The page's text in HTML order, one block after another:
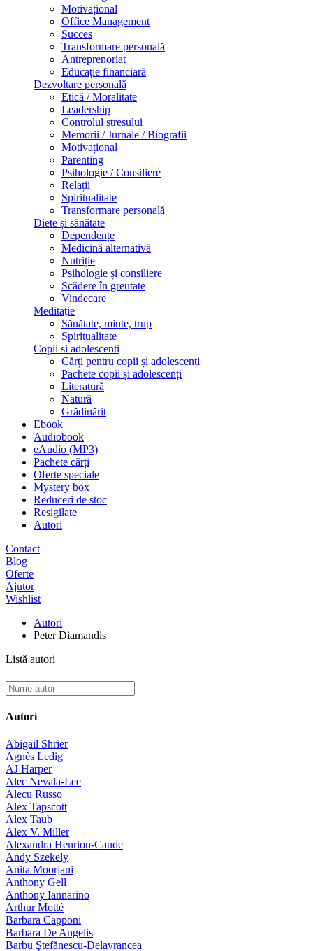
Motivațional
Office Management
Succes
Transformare personală
Antreprenoriat
Educație financiară
Dezvoltare personală
Etică / Moralitate
Leadership
Controlul stresului
Memorii / Jurnale / Biografii
Motivațional
Parenting
Psihologie / Consiliere
Relații
Spiritualitate
Transformare personală
Diete și sănătate
Dependențe
Medicină alternativă
Nutriție
Psihologie și consiliere
Scădere în greutate
Vindecare
Meditație
Sănătate, minte, trup
Spiritualitate
Copii si adolescenti
Cărți pentru copii și adolescenți
Pachete copii și adolescenți
Literatură
Natură
Grădinărit
Ebook
Audiobook
eAudio (MP3)
Pachete cărți
Oferte speciale
Mystery box
Reduceri de stoc
Resigilate
Autori
Contact
Blog
Oferte
Ajutor
Wishlist
Autori
Peter Diamandis
Listă autori
Autori
Abigail Shrier
Agnès Ledig
AJ Harper
Alec Nevala-Lee
Alecu Russo
Alex Tapscott
Alex Taub
Alex V. Miller
Alexandra Henrion-Caude
Andy Szekely
Anita Moorjani
Anthony Gell
Anthony Iannarino
Arthur Motté
Barbara Capponi
Barbara De Angelis
Barbu Ştefănescu-Delavrancea